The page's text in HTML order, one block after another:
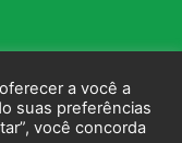
a você a
suas preferências
você concorda